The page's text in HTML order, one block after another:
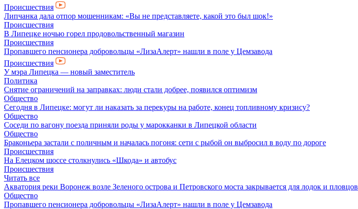
Происшествия
Липчанка дала отпор мошенникам: «Вы не представляете, какой это был шок!»
Происшествия
В Липецке ночью горел продовольственный магазин
Происшествия
Пропавшего пенсионера добровольцы «ЛизаАлерт» нашли в поле у Цемзавода
Происшествия
У мэра Липецка — новый заместитель
Политика
Снятие ограничений на заправках: люди стали добрее, появился оптимизм
Общество
Сегодня в Липецке: могут ли наказать за перекуры на работе, конец топливному кризису?
Общество
Соседи по вагону поезда приняли роды у марокканки в Липецкой области
Общество
Браконьера застали с поличным и началась погоня: сети с рыбой он выбросил в воду по дороге
Происшествия
На Елецком шоссе столкнулись «Шкода» и автобус
Происшествия
Читать все
Акватория реки Воронеж возле Зеленого острова и Петровского моста закрывается для лодок и пловцов
Общество
Пропавшего пенсионера добровольцы «ЛизаАлерт» нашли в поле у Цемзавода